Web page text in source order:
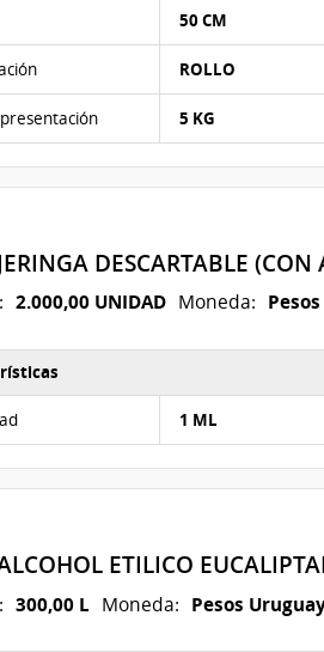
del Ítem Nº 6
50 CM
ROLLO
5 KG
DESCARTABLE (CON
2.000,00 UNIDAD Moneda:
1 ML
ETILICO
300,00 L Moneda: Pesos